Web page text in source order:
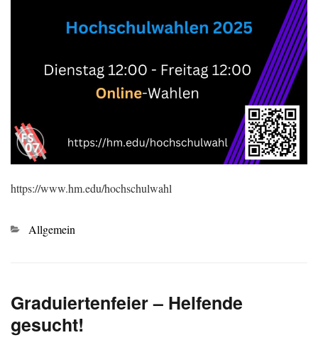
https://www.hm.edu/hochschulwahl
Kategorien
Allgemein
Graduiertenfeier – Helfende
gesucht!